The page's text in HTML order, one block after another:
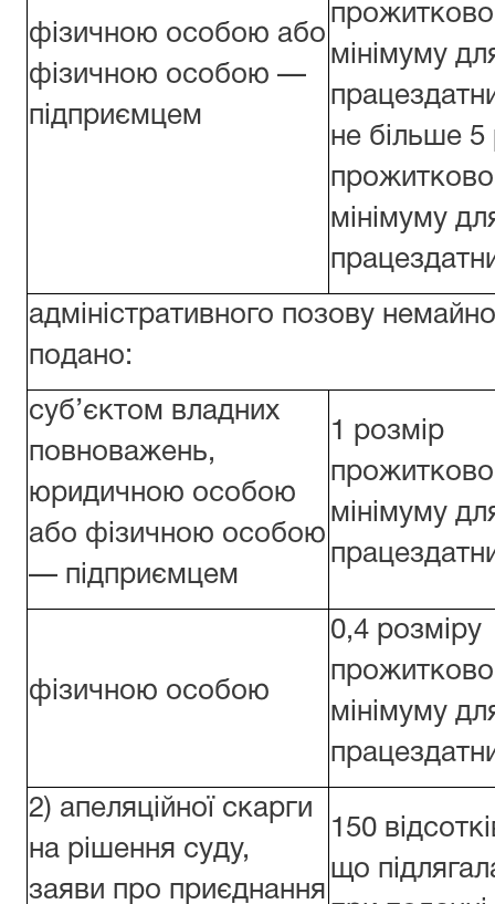
фізичною особою або
фізичною особою —
підприємцем
мінімуму
не більше 5
мінімуму
адміністративного позову
подано:
суб’єктом владних
повноважень,
юридичною особою
або фізичною особою
— підприємцем
1 розмір
мінімуму
фізичною особою
0,4 розміру
мінімуму
2) апеляційної скарги
на рішення суду,
заяви про приєднання
150
що